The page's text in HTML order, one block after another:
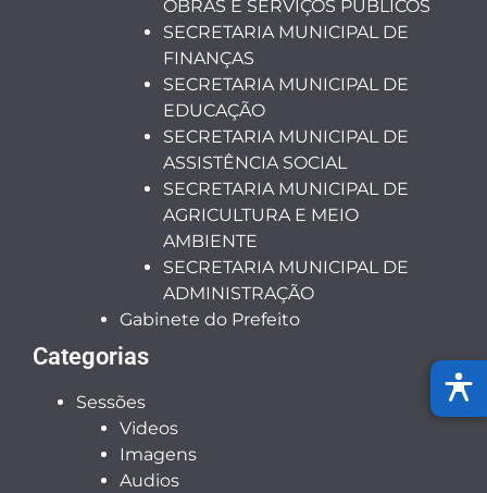
OBRAS E SERVIÇOS PÚBLICOS
SECRETARIA MUNICIPAL DE
FINANÇAS
SECRETARIA MUNICIPAL DE
EDUCAÇÃO
SECRETARIA MUNICIPAL DE
ASSISTÊNCIA SOCIAL
SECRETARIA MUNICIPAL DE
AGRICULTURA E MEIO
AMBIENTE
SECRETARIA MUNICIPAL DE
ADMINISTRAÇÃO
Gabinete do Prefeito
Categorias
Sessões
Videos
Imagens
Audios